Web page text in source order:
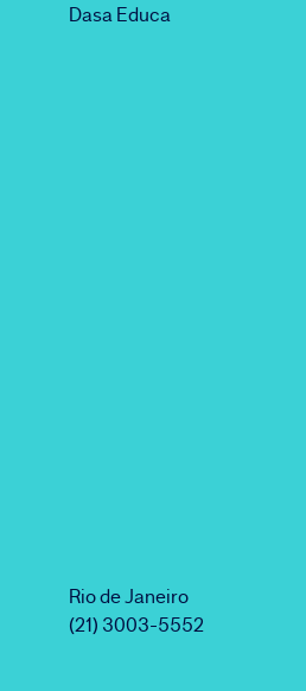
Dasa Educa
Rio de Janeiro
(21) 3003-5552